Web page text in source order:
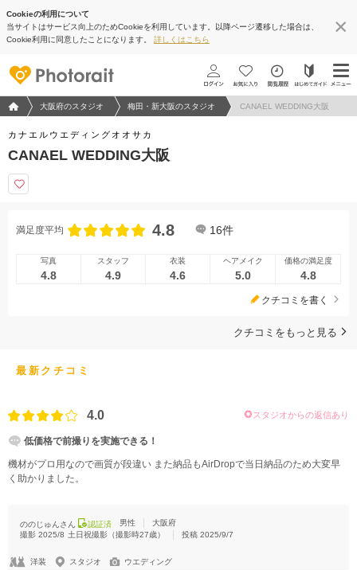
Cookieの利用について
当サイトはサービス向上のためCookieを利用しています。以降ページ遷移した場合は、
Cookie利用に同意したことになります。 詳しくはこちら
フォトウエディング/結婚写真のPhotorait ホーム
大阪府のスタジオ 梅田・新大阪のスタジオ CANAEL WEDDING大阪
カナエルウエディングオオサカ
CANAEL WEDDING大阪
満足度平均 4.8 16件
写真
4.8
スタッフ
4.9
衣装
4.6
ヘアメイク
5.0
価格の満足度
4.8
クチコミを書く
クチコミをもっと見る
最新クチコミ
4.0 スタジオからの返信あり
低価格で前撮りを実施できる！
機材がプロ用なので画質が段違い また納品もAirDropで当日納品のため大変早
く助かりました。
ののじゅんさん 認証済 男性
大阪府
撮影 2025/8 土日祝撮影 （撮影時27歳） 投稿 2025/9/7
洋装 スタジオ ウエディング